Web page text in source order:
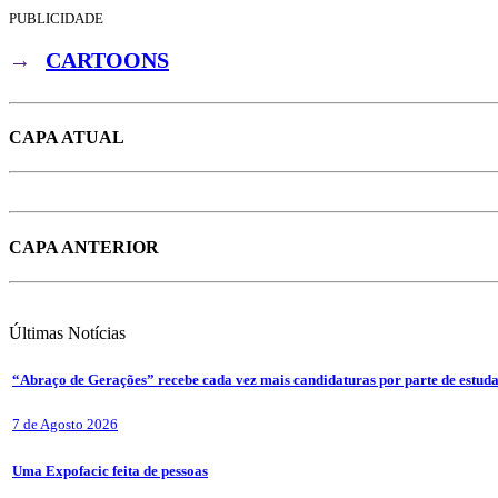
PUBLICIDADE
→ CARTOONS
CAPA ATUAL
CAPA ANTERIOR
Últimas Notícias
“Abraço de Gerações” recebe cada vez mais candidaturas por parte de
7 de Agosto 2026
Uma Expofacic feita de pessoas